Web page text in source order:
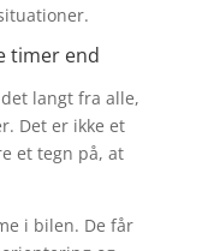
timer end
langt fra alle,
Det er ikke et
et tegn på, at
i bilen. De får